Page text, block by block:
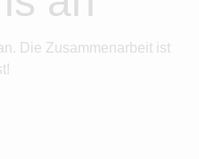
Die Zusammenarbeit ist